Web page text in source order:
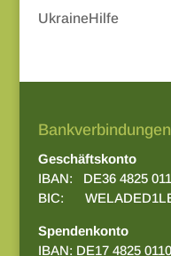
UkraineHilfe
Geschäftskonto
IBAN: DE36 4825
BIC:
Spendenkonto
IBAN: DE17 4825